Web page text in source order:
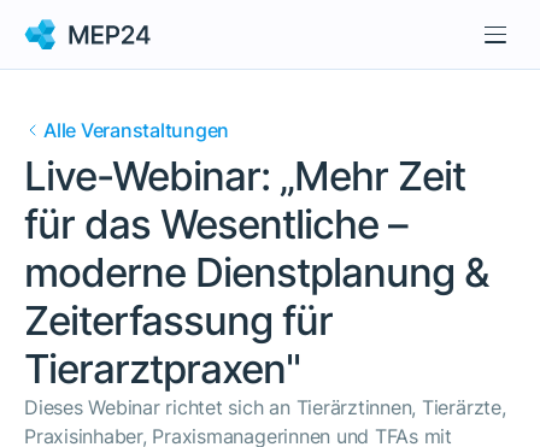
Alle Veranstaltungen
Live-Webinar: „Mehr Zeit
für das Wesentliche –
moderne Dienstplanung &
Zeiterfassung für
Tierarztpraxen"
Dieses Webinar richtet sich an Tierärztinnen, Tierärzte,
Praxisinhaber, Praxismanagerinnen und TFAs mit